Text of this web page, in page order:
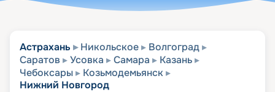
Астрахань Никольское
Волгоград
Саратов
Усовка Самара
Казань
Чебоксары
Козьмодемьянск
Нижний Новгород